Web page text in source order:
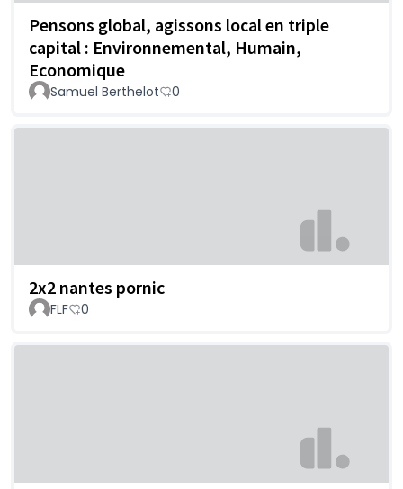
Pensons global, agissons local en triple
capital : Environnemental, Humain,
Economique
Samuel Berthelot 0
2x2 nantes pornic
FLF 0